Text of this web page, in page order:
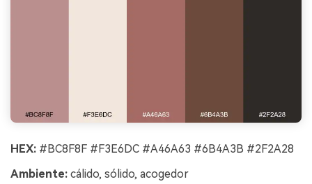
HEX: #BC8F8F #F3E6DC #A46A63 #6B4A3B #2F2A28
Ambiente: cálido, sólido, acogedor